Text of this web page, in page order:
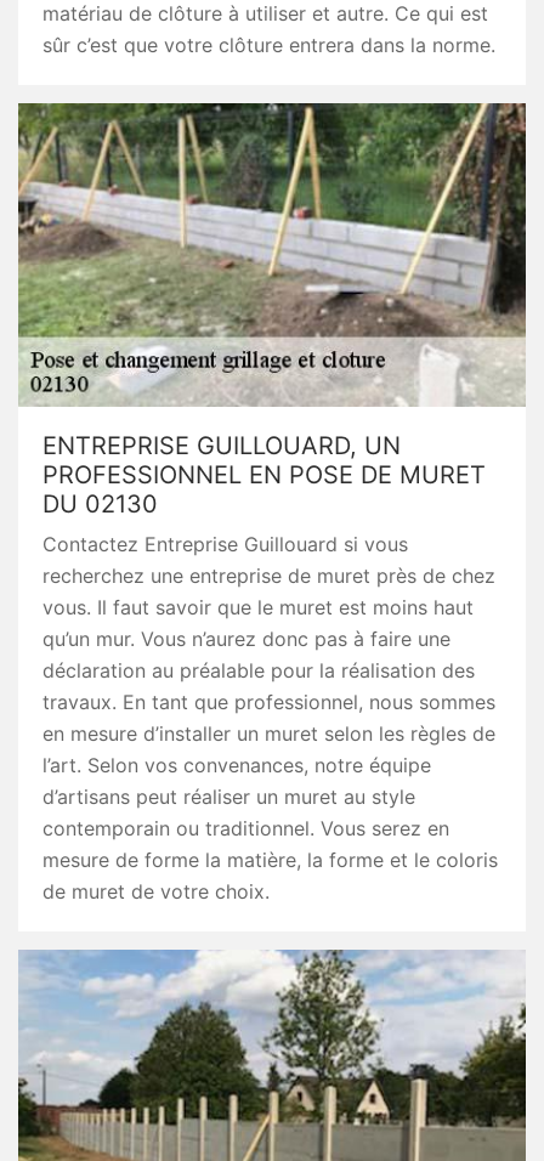
matériau de clôture à utiliser et autre. Ce qui est
sûr c’est que votre clôture entrera dans la norme.
ENTREPRISE GUILLOUARD, UN
PROFESSIONNEL EN POSE DE MURET
DU 02130
Contactez Entreprise Guillouard si vous
recherchez une entreprise de muret près de chez
vous. Il faut savoir que le muret est moins haut
qu’un mur. Vous n’aurez donc pas à faire une
déclaration au préalable pour la réalisation des
travaux. En tant que professionnel, nous sommes
en mesure d’installer un muret selon les règles de
l’art. Selon vos convenances, notre équipe
d’artisans peut réaliser un muret au style
contemporain ou traditionnel. Vous serez en
mesure de forme la matière, la forme et le coloris
de muret de votre choix.